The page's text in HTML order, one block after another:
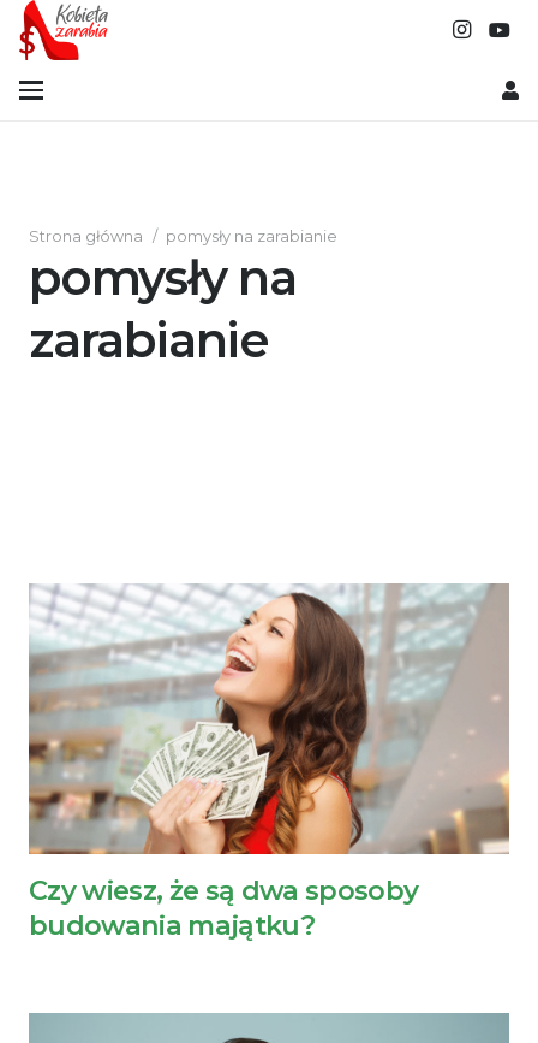
Strona główna / pomysły na zarabianie
pomysły na
zarabianie
Czy wiesz, że są dwa sposoby
budowania majątku?